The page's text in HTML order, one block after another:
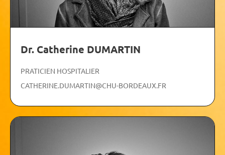
Dr. Catherine DUMARTIN
PRATICIEN HOSPITALIER
CATHERINE.DUMARTIN@CHU-BORDEAUX.FR